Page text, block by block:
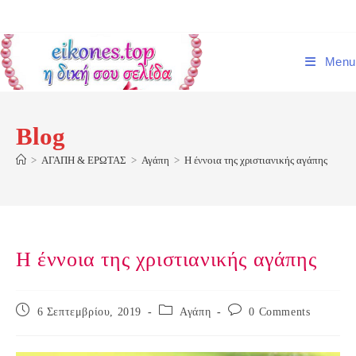
content
Menu
Blog
> ΑΓΑΠΗ & ΕΡΩΤΑΣ > Αγάπη > Η έννοια της χριστιανικής αγάπης
Η έννοια της χριστιανικής αγάπης
Post
6 Σεπτεμβρίου, 2019
Post Αγάπη
Post 0 Comments